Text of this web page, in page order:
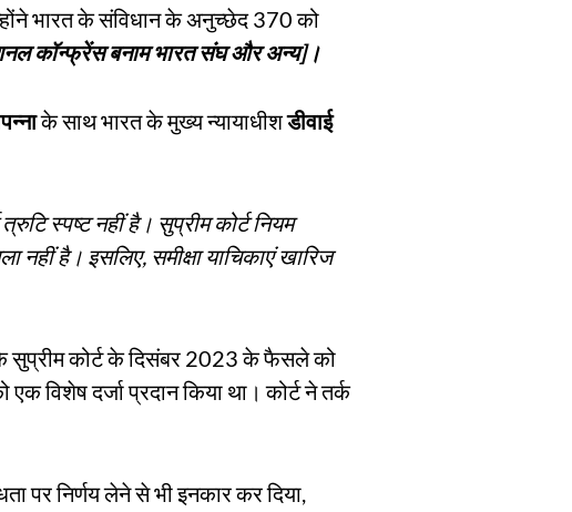
भारत के संविधान के अनुच्छेद 370 को
कॉन्फ्रेंस बनाम भारत संघ और अन्य]।
के साथ भारत के मुख्य न्यायाधीशडीवाई
स्पष्ट नहीं है। सुप्रीम कोर्ट नियम
है। इसलिए, समीक्षा याचिकाएं खारिज
सुप्रीम कोर्ट के दिसंबर 2023 के फैसले को
विशेष दर्जा प्रदान किया था। कोर्ट ने तर्क
पर निर्णय लेने से भी इनकार कर दिया,